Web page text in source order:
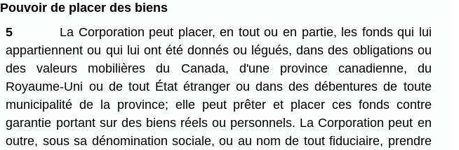
Pouvoir de placer des biens
5
La Corporation peut placer, en tout ou en partie, les fonds qui lui
appartiennent ou qui lui ont été donnés ou légués, dans des obligations ou
des valeurs mobilières du Canada, d'une province canadienne, du
Royaume-Uni ou de tout État étranger ou dans des débentures de toute
municipalité de la province; elle peut prêter et placer ces fonds contre
garantie portant sur des biens réels ou personnels. La Corporation peut en
outre, sous sa dénomination sociale, ou au nom de tout fiduciaire, prendre